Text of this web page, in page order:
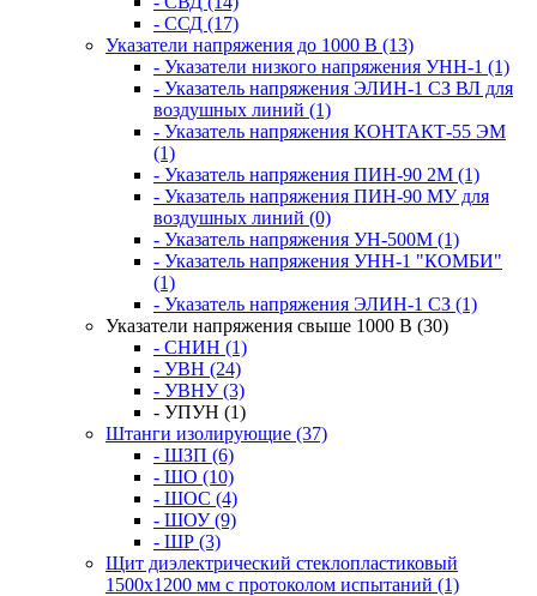
- ССД (17)
Указатели напряжения до 1000 В (13)
- Указатели низкого напряжения УНН-1 (1)
- Указатель напряжения ЭЛИН-1 СЗ ВЛ для
воздушных линий (1)
- Указатель напряжения КОНТАКТ-55 ЭМ
(1)
- Указатель напряжения ПИН-90 2М (1)
- Указатель напряжения ПИН-90 МУ для
воздушных линий (0)
- Указатель напряжения УН-500М (1)
- Указатель напряжения УНН-1 "КОМБИ"
(1)
- Указатель напряжения ЭЛИН-1 СЗ (1)
Указатели напряжения свыше 1000 В (30)
- СНИН (1)
- УВН (24)
- УВНУ (3)
- УПУН (1)
Штанги изолирующие (37)
- ШЗП (6)
- ШО (10)
- ШОС (4)
- ШОУ (9)
- ШР (3)
Щит диэлектрический стеклопластиковый
1500х1200 мм с протоколом испытаний (1)